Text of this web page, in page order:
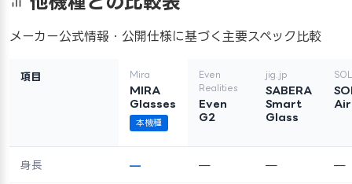
メーカー公式情報・公開仕様に基づく主要スペック比較
項目 Mira
MIRA
Glasses
本機種
Even
Realities
Even
G2
jig.jp
SABERA
Smart
Glass
身長 — — — —